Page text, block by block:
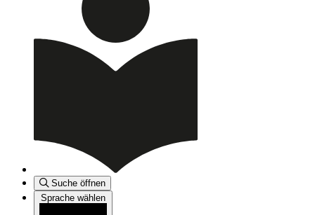
Suche öffnen
Sprache wählen